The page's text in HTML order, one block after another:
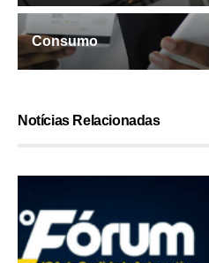
Consumo
Notícias Relacionadas